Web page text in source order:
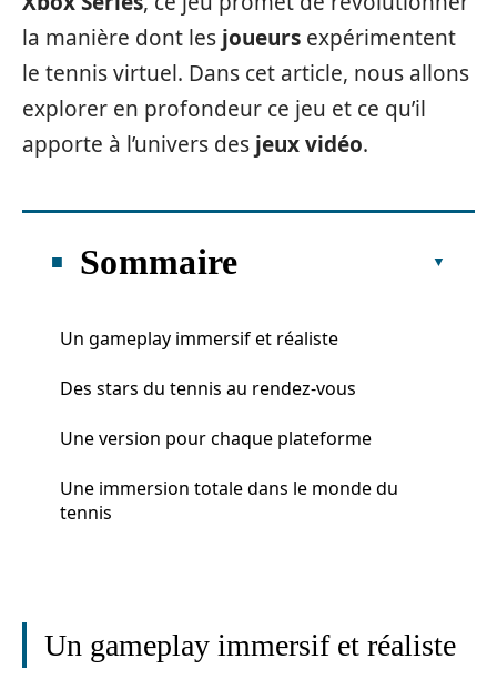
la manière dont les joueurs expérimentent
le tennis virtuel. Dans cet article, nous allons
explorer en profondeur ce jeu et ce qu’il
apporte à l’univers des jeux vidéo.
Sommaire
Un gameplay immersif et réaliste
Des stars du tennis au rendez-vous
Une version pour chaque plateforme
Une immersion totale dans le monde du
tennis
Un gameplay immersif et réaliste